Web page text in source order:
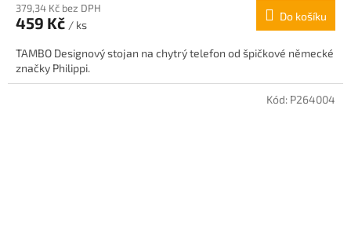
379,34 Kč bez DPH
459 Kč / ks
Do košíku
TAMBO Designový stojan na chytrý telefon od špičkové německé
značky Philippi.
Kód: P264004